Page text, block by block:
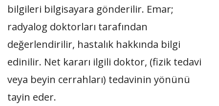
bilgileri bilgisayara gönderilir. Emar;
radyalog doktorları tarafından
değerlendirilir, hastalık hakkında bilgi
edinilir. Net kararı ilgili doktor, (fizik tedavi
veya beyin cerrahları) tedavinin yönünü
tayin eder.